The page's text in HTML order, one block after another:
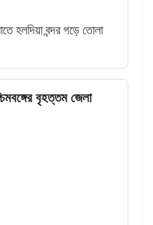
হলদিয়া বন্দর গড়ে তোলা
বৃহত্তম জেলা